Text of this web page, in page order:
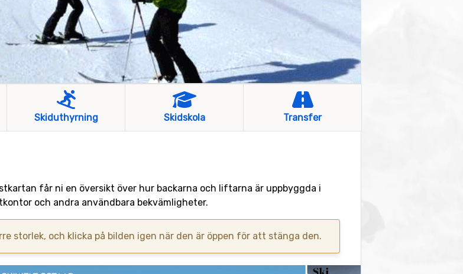
Skiduthyrning Skidskola Transfer
får ni en översikt över hur backarna och liftarna är uppbyggda i
och andra användbara bekvämligheter.
storlek, och klicka på bilden igen när den är öppen för att stänga den.